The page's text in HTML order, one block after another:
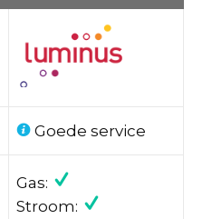
Goede service
Gas:
Stroom: